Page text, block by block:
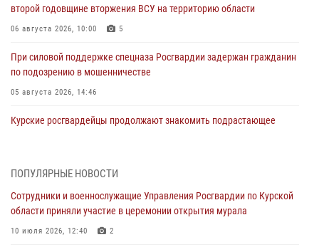
второй годовщине вторжения ВСУ на территорию области
06 августа 2026, 10:00 5
При силовой поддержке спецназа Росгвардии задержан гражданин
по подозрению в мошенничестве
05 августа 2026, 14:46
Курские росгвардейцы продолжают знакомить подрастающее
оздоровительных лагерях
05 августа 2026, 09:51
ПОПУЛЯРНЫЕ НОВОСТИ
Сотрудники и военнослужащие Управления Росгвардии по Курской
области приняли участие в церемонии открытия мурала
10 июля 2026, 12:40 2